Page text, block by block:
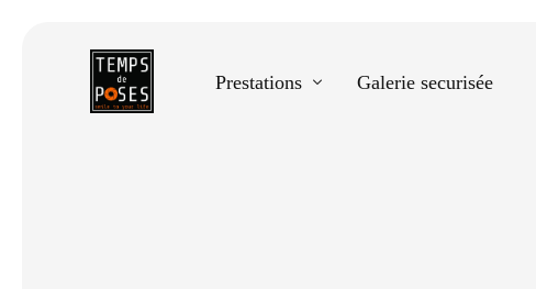
Prestations Galerie securisée